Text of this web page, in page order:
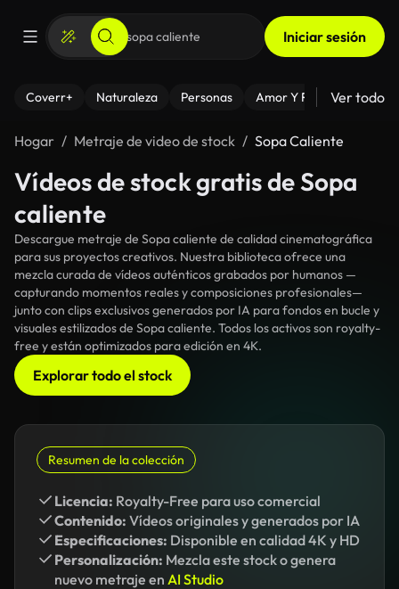
Iniciar sesión
Coverr+ Naturaleza Personas Amor Y Relaciones
Ver todo
Hogar Metraje de video de stock Sopa Caliente
Vídeos de stock gratis de Sopa
caliente
Descargue metraje de Sopa caliente de calidad cinematográfica
para sus proyectos creativos. Nuestra biblioteca ofrece una
mezcla curada de vídeos auténticos grabados por humanos —
capturando momentos reales y composiciones profesionales—
junto con clips exclusivos generados por IA para fondos en bucle y
visuales estilizados de Sopa caliente. Todos los activos son royalty-
free y están optimizados para edición en 4K.
Explorar todo el stock
Resumen de la colección
Licencia: Royalty-Free para uso comercial
Contenido: Vídeos originales y generados por IA
Especificaciones: Disponible en calidad 4K y HD
Personalización: Mezcla este stock o genera
nuevo metraje en AI Studio